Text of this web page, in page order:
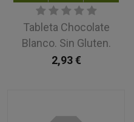
Tableta Chocolate
Blanco. Sin Gluten.
2,93€